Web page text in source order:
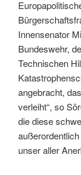
Innensenator
Bundeswehr,
Technischen
angebracht,
verleiht“, so
die diese
unser aller